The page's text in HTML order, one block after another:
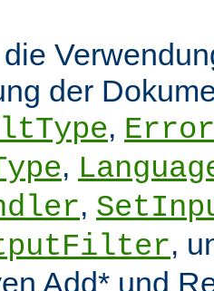
der
,
,
,
,
Add* und